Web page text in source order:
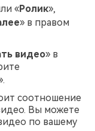
«Ролик»,
» в правом
видео» в
соотношение
Вы можете
по вашему